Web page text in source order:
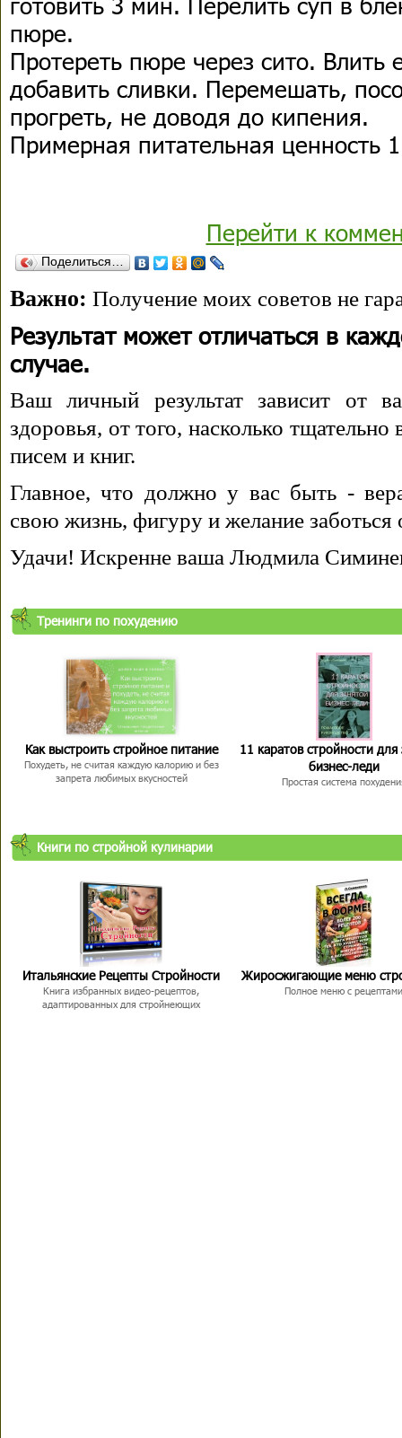
пюре.
Протереть пюре через сито. Влить
добавить сливки. Перемешать,
прогреть, не доводя до кипения.
Примерная питательная ценность
Перейти к
Поделиться…
Важно: Получение моих советов не
Результат может отличаться в
случае.
Ваш личный результат зависит от
здоровья, от того, насколько
писем и книг.
Главное, что должно у вас быть -
свою жизнь, фигуру и желание заботься
Удачи! Искренне ваша Людмила
Тренинги по похудению
Как выстроить стройное питание
Похудеть, не считая каждую калорию и без
запрета любимых вкусностей
11 каратов стройности для
бизнес-леди
Простая система
Книги по стройной кулинарии
Итальянские Рецепты Стройности
Книга избранных видео-рецептов,
адаптированных для стройнеющих
Жиросжигающие меню
Полное меню с рецептами